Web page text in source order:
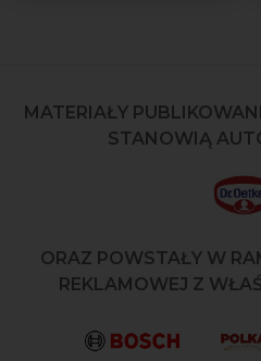
MATERIAŁY
STANOWIĄ
ORAZ POWSTAŁY W
REKLAMOWEJ Z